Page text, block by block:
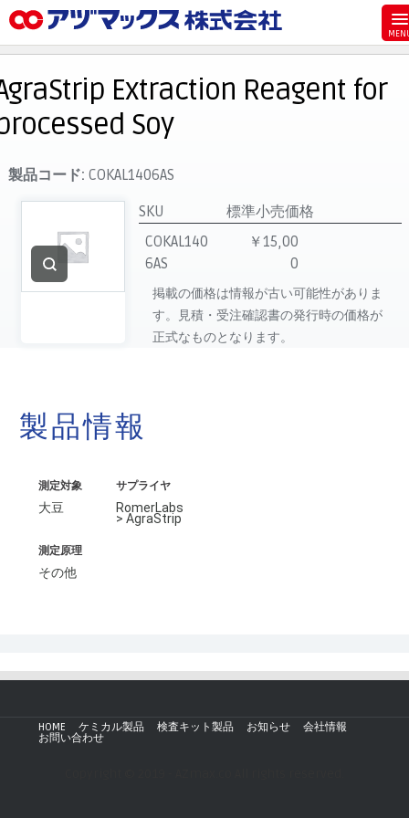
お気に入り
お買い物カゴ
ご注文
マイページ
主要取扱ブランド
代理店一覧
製品検索
Extraction Reagent for
Soy
製品コード: COKAL1406AS
SKU
標準小売価格
COKAL140
6AS
￥15,00
0
掲載の価格は情報が古い可能性がありま
す。見積・受注確認書の発行時の価格が
正式なものとなります。
製品情報
測定対象
大豆
サプライヤ
RomerLabs
> AgraStrip
測定原理
その他
HOME ケミカル製品 検査キット製品 お知らせ
会社情報
お問い合わせ